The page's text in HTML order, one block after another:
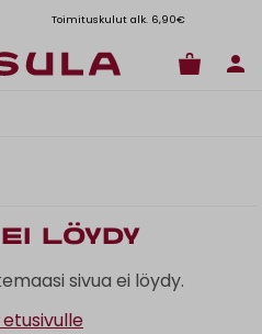
Toimituskulut alk. 6,90€
löydy
sivua ei löydy.